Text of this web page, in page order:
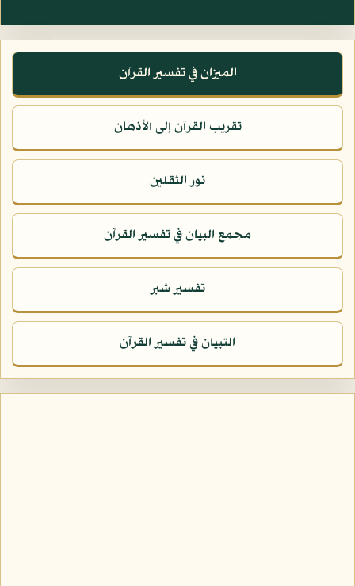
الميزان في تفسير القرآن
تقريب القرآن إلى الأذهان
نور الثقلين
مجمع البيان في تفسير القرآن
تفسير شبر
التبيان في تفسير القرآن